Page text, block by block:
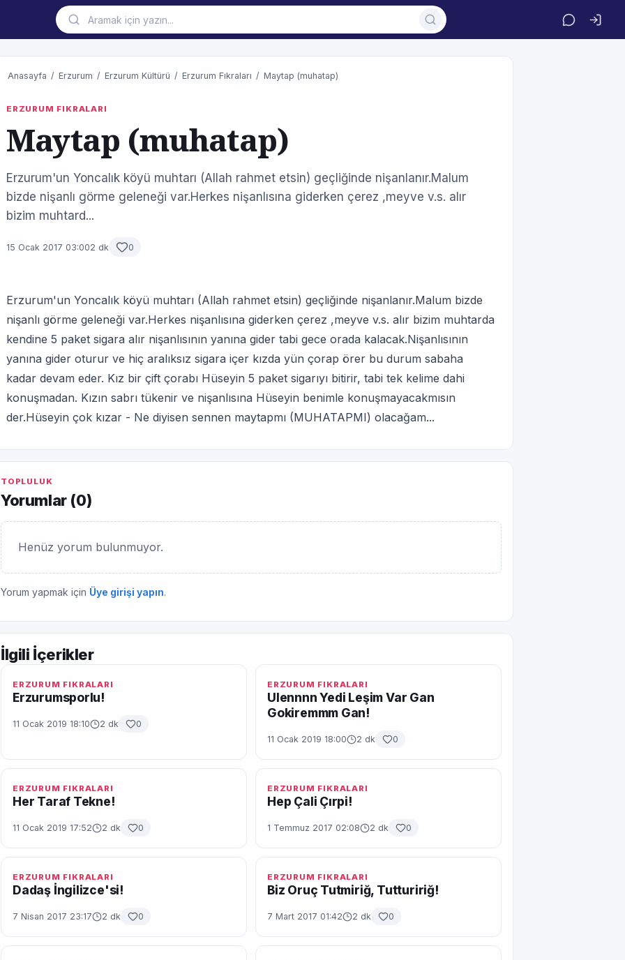
Anasayfa / Erzurum / Erzurum Kültürü / Erzurum Fıkraları / Maytap (muhatap)
ERZURUM FIKRALARI
Maytap (muhatap)
Erzurum'un Yoncalık köyü muhtarı (Allah rahmet etsin) geçliğinde nişanlanır.Malum
bizde nişanlı görme geleneği var.Herkes nişanlısına giderken çerez ,meyve v.s. alır
bizim muhtard...
15 Ocak 2017 03:002 dk 0
Erzurum'un Yoncalık köyü muhtarı (Allah rahmet etsin) geçliğinde nişanlanır.Malum bizde
nişanlı görme geleneği var.Herkes nişanlısına giderken çerez ,meyve v.s. alır bizim muhtarda
kendine 5 paket sigara alır nişanlısının yanına gider tabi gece orada kalacak.Nişanlısının
yanına gider oturur ve hiç aralıksız sigara içer kızda yün çorap örer bu durum sabaha
kadar devam eder. Kız bir çift çorabı Hüseyin 5 paket sigarıyı bitirir, tabi tek kelime dahi
konuşmadan. Kızın sabrı tükenir ve nişanlısına Hüseyin benimle konuşmayacakmısın
der.Hüseyin çok kızar - Ne diyisen sennen maytapmı (MUHATAPMI) olacağam...
TOPLULUK
Yorumlar (0)
Henüz yorum bulunmuyor.
Yorum yapmak için Üye girişi yapın.
İlgili İçerikler
ERZURUM FIKRALARI
Erzurumsporlu!
11 Ocak 2019 18:10 2 dk 0
ERZURUM FIKRALARI
Ulennnn Yedi Leşim Var Gan
Gokiremmm Gan!
11 Ocak 2019 18:00 2 dk 0
ERZURUM FIKRALARI
Her Taraf Tekne!
11 Ocak 2019 17:52 2 dk 0
ERZURUM FIKRALARI
Hep Çali Çırpi!
1 Temmuz 2017 02:08 2 dk 0
ERZURUM FIKRALARI
Dadaş İngilizce'si!
7 Nisan 2017 23:17 2 dk 0
ERZURUM FIKRALARI
Biz Oruç Tutmiriğ, Tuttuririğ!
7 Mart 2017 01:42 2 dk 0